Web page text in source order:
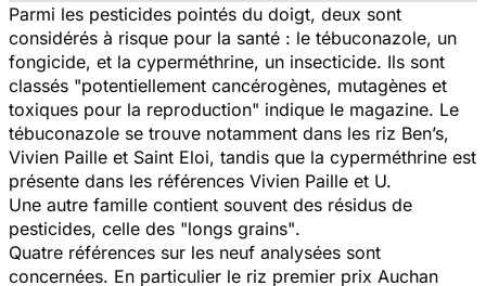
Parmi les pesticides pointés du doigt, deux sont
considérés à risque pour la santé : le tébuconazole, un
fongicide, et la cyperméthrine, un insecticide. Ils sont
classés "potentiellement cancérogènes, mutagènes et
toxiques pour la reproduction" indique le magazine. Le
tébuconazole se trouve notamment dans les riz Ben’s,
Vivien Paille et Saint Eloi, tandis que la cyperméthrine est
présente dans les références Vivien Paille et U.
Une autre famille contient souvent des résidus de
pesticides, celle des "longs grains".
Quatre références sur les neuf analysées sont
concernées. En particulier le riz premier prix Auchan